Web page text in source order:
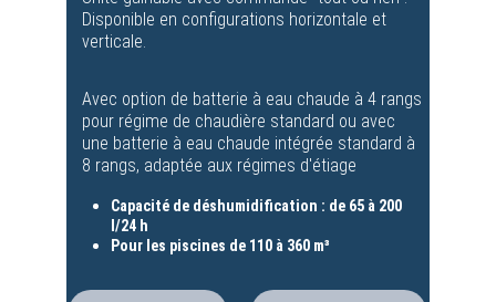
Disponible en configurations horizontale et
verticale.
Avec option de batterie à eau chaude à 4 rangs
pour régime de chaudière standard ou avec
une batterie à eau chaude intégrée standard à
8 rangs, adaptée aux régimes d'étiage
Capacité de déshumidification : de 65 à 200
l/24 h
Pour les piscines de 110 à 360 m³